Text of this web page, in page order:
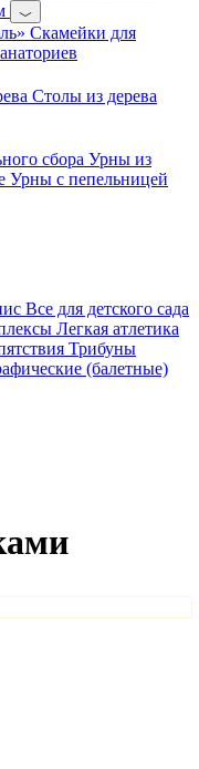
Скамейки для
Столы из дерева
сбора Урны из
Урны с пепельницей
Все для детского сада
Легкая атлетика
Трибуны
(балетные)